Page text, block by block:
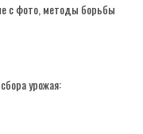
с фото, методы борьбы
урожая: